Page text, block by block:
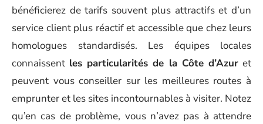
bénéficierez de tarifs souvent plus attractifs et d’un
service client plus réactif et accessible que chez leurs
homologues standardisés. Les équipes locales
connaissent les particularités de la Côte d’Azuret
peuvent vous conseiller sur les meilleures routes à
emprunter et les sites incontournables à visiter. Notez
qu’en cas de problème, vous n’avez pas à attendre